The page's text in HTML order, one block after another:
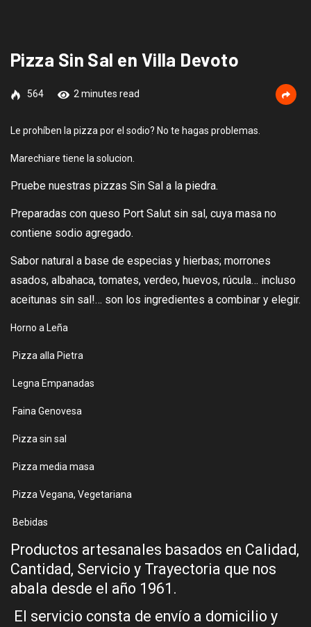
Pizza Sin Sal en Villa Devoto
564 2 minutes read
Le prohíben la pizza por el sodio? No te hagas problemas.
Marechiare tiene la solucion.
Pruebe nuestras pizzas Sin Sal a la piedra.
Preparadas con queso Port Salut sin sal, cuya masa no
contiene sodio agregado.
Sabor natural a base de especias y hierbas; morrones
asados, albahaca, tomates, verdeo, huevos, rúcula… incluso
aceitunas sin sal!… son los ingredientes a combinar y elegir.
Horno a Leña
Pizza alla Pietra
Legna Empanadas
Faina Genovesa
Pizza sin sal
Pizza media masa
Pizza Vegana, Vegetariana
Bebidas
Productos artesanales basados en Calidad,
Cantidad, Servicio y Trayectoria que nos
abala desde el año 1961.
El servicio consta de envío a domicilio y